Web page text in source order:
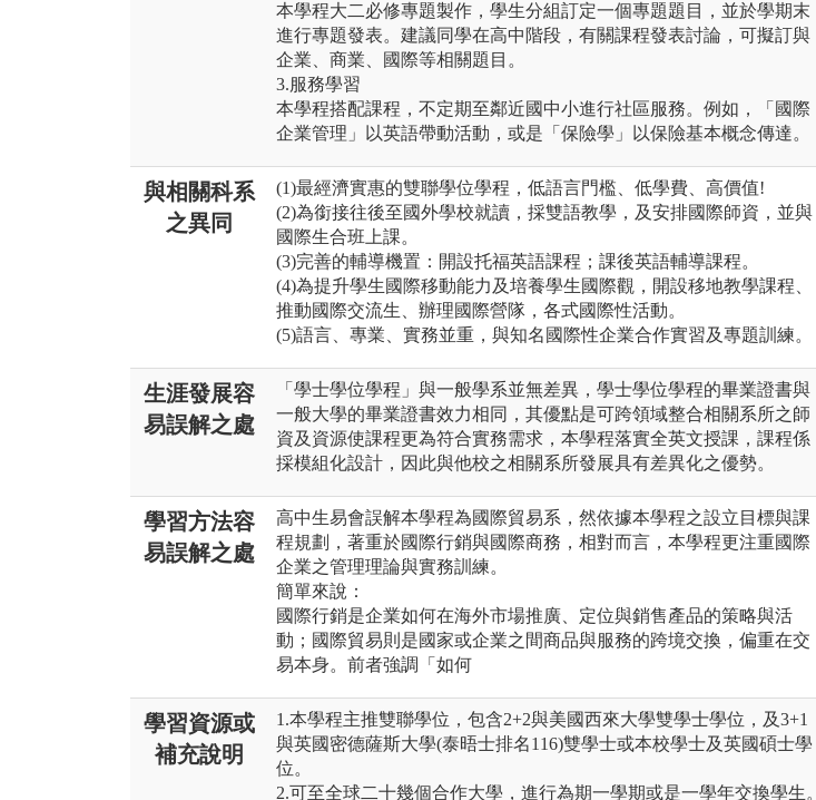
本學程大二必修專題製作，學生分組訂定一個專題題目，並於學期末
進行專題發表。建議同學在高中階段，有關課程發表討論，可擬訂與
企業、商業、國際等相關題目。
3.服務學習
本學程搭配課程，不定期至鄰近國中小進行社區服務。例如，「國際
企業管理」以英語帶動活動，或是「保險學」以保險基本概念傳達。
與相關科系
之異同
(1)最經濟實惠的雙聯學位學程，低語言門檻、低學費、高價值!
(2)為銜接往後至國外學校就讀，採雙語教學，及安排國際師資，並與
國際生合班上課。
(3)完善的輔導機置：開設托福英語課程；課後英語輔導課程。
(4)為提升學生國際移動能力及培養學生國際觀，開設移地教學課程、
推動國際交流生、辦理國際營隊，各式國際性活動。
(5)語言、專業、實務並重，與知名國際性企業合作實習及專題訓練。
生涯發展容
易誤解之處
「學士學位學程」與一般學系並無差異，學士學位學程的畢業證書與
一般大學的畢業證書效力相同，其優點是可跨領域整合相關系所之師
資及資源使課程更為符合實務需求，本學程落實全英文授課，課程係
採模組化設計，因此與他校之相關系所發展具有差異化之優勢。
學習方法容
易誤解之處
高中生易會誤解本學程為國際貿易系，然依據本學程之設立目標與課
程規劃，著重於國際行銷與國際商務，相對而言，本學程更注重國際
企業之管理理論與實務訓練。
簡單來說：
國際行銷是企業如何在海外市場推廣、定位與銷售產品的策略與活
動；國際貿易則是國家或企業之間商品與服務的跨境交換，偏重在交
易本身。前者強調「如何
學習資源或
補充說明
1.本學程主推雙聯學位，包含2+2與美國西來大學雙學士學位，及3+1
與英國密德薩斯大學(泰晤士排名116)雙學士或本校學士及英國碩士學
位。
2.可至全球二十幾個合作大學，進行為期一學期或是一學年交換學生。